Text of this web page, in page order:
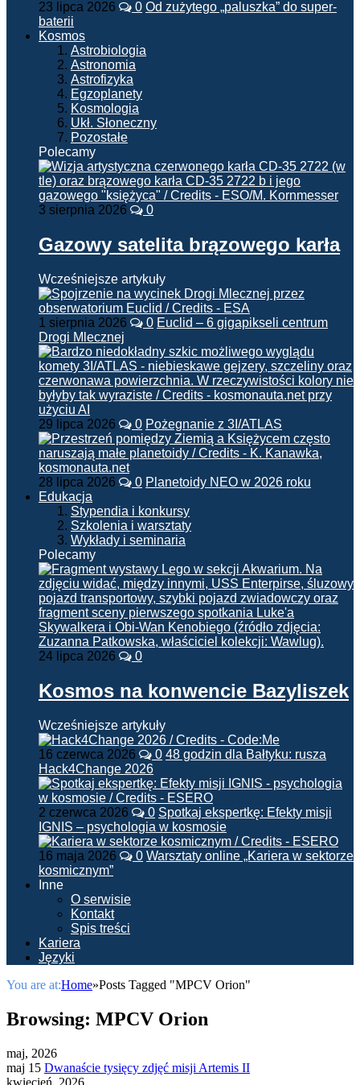
23 lipca 2026 0 Od zużytego „paluszka” do super-
baterii
Kosmos
Astrobiologia
Astronomia
Astrofizyka
Egzoplanety
Kosmologia
Ukł. Słoneczny
Pozostałe
Polecamy
3 sierpnia 2026 0
Gazowy satelita brązowego karła
Wcześniejsze artykuły
1 sierpnia 2026 0 Euclid – 6 gigapikseli centrum
Drogi Mlecznej
29 lipca 2026 0 Pożegnanie z 3I/ATLAS
28 lipca 2026 0 Planetoidy NEO w 2026 roku
Edukacja
Stypendia i konkursy
Szkolenia i warsztaty
Wykłady i seminaria
Polecamy
24 lipca 2026 0
Kosmos na konwencie Bazyliszek
Wcześniejsze artykuły
16 czerwca 2026 0 48 godzin dla Bałtyku: rusza
Hack4Change 2026
2 czerwca 2026 0 Spotkaj ekspertkę: Efekty misji
IGNIS – psychologia w kosmosie
16 maja 2026 0 Warsztaty online „Kariera w sektorze
kosmicznym”
Inne
O serwisie
Kontakt
Spis treści
Kariera
Języki
You are at:Home»Posts Tagged "MPCV Orion"
Browsing: MPCV Orion
maj, 2026
maj 15 Dwanaście tysięcy zdjęć misji Artemis II
kwiecień, 2026